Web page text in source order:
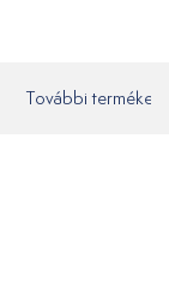
További termékek